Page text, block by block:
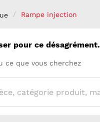
Rampe injection
pour ce désagrément.
ce que vous cherchez